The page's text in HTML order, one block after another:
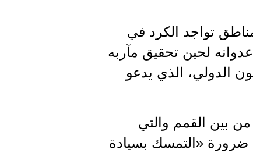
تواجد الكرد في
لحين تحقيق مآربه
الدولي، الذي يدعو
من بين القمم والتي
على ضرورة «التمسك بسيادة